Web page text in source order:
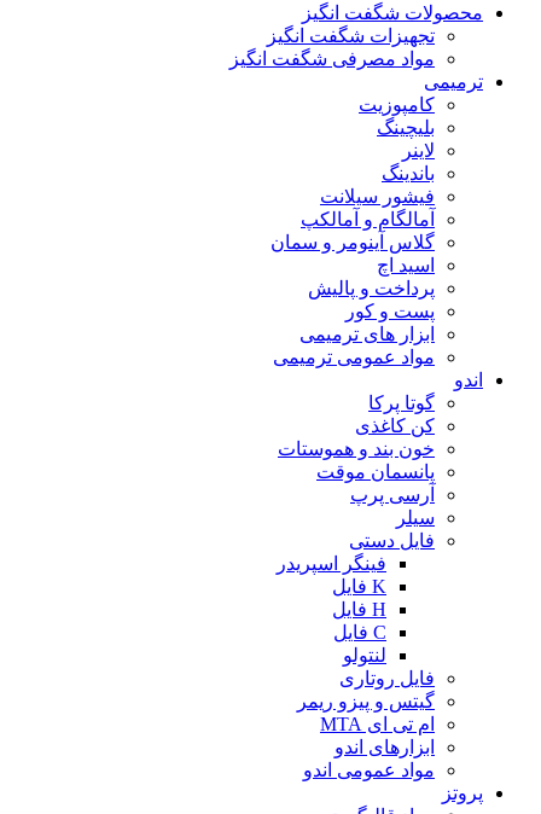
محصولات شگفت انگیز
تجهیزات شگفت انگیز
مواد مصرفی شگفت انگیز
ترمیمی
کامپوزیت
بلیچینگ
لاینر
باندینگ
فیشور سیلانت
آمالگام و آمالکپ
گلاس آینومر و سمان
اسید اچ
پرداخت و پالیش
پست و کور
ابزار های ترمیمی
مواد عمومی ترمیمی
اندو
گوتا پرکا
کن کاغذی
خون بند و هموستات
پانسمان موقت
آرسی پرپ
سیلر
فایل دستی
فینگر اسپریدر
K فایل
H فایل
C فایل
لنتولو
فایل روتاری
گیتس و پیزو ریمر
ام تی ای MTA
ابزارهای اندو
مواد عمومی اندو
پروتز